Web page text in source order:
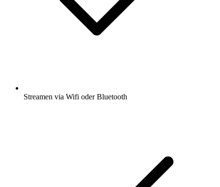
Streamen via Wifi oder Bluetooth